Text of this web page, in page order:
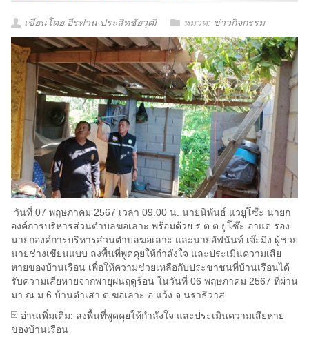
เขียนโดย อีรฟาน ประสิทชัยวุฒิ หมวด: ข่าวกิจกรรม
วันที่ 07 พฤษภาคม 2567 เวลา 09.00 น. นายนิพันธ์ แวยูโซ๊ะ นายก
องค์การบริหารส่วนตำบลฆอเลาะ พร้อมด้วย ร.ต.ต.ยูโซ๊ะ อาแด รอง
นายกองค์การบริหารส่วนตำบลฆอเลาะ และนายอัฟนันท์ เจ๊ะมิง ผู้ช่วย
นายช่างเขียนแบบ ลงพื้นที่พูดคุยให้กำลังใจ และประเมินความเสีย
หายของบ้านเรือน เพื่อให้ความช่วยเหลือกับประชาชนที่บ้านเรือนได้
รับความเสียหายจากพายุฝนฤดูร้อน ในวันที่ 06 พฤษภาคม 2567 ที่ผ่าน
มา ณ ม.6 บ้านตำเสา ต.ฆอเลาะ อ.แว้ง จ.นราธิวาส
อ่านเพิ่มเติม: ลงพื้นที่พูดคุยให้กำลังใจ และประเมินความเสียหาย
ของบ้านเรือน